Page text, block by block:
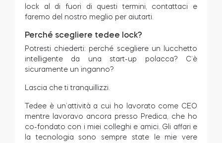
lock al di fuori di questi termini, contattaci e
faremo del nostro meglio per aiutarti.
Perché scegliere tedee lock?
Potresti chiederti: perché scegliere un lucchetto
intelligente da una start-up polacca? C’è
sicuramente un inganno?
Lascia che ti tranquillizzi.
Tedee è un’attività a cui ho lavorato come CEO
mentre lavoravo ancora presso Predica, che ho
co-fondato con i miei colleghi e amici. Gli affari e
la tecnologia sono sempre state le mie vere